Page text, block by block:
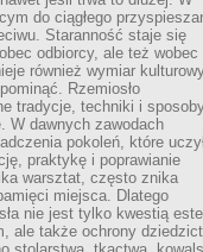
do ciągłego
Staranność staje się
odbiorcy, ale też wobec
również wymiar
Rzemiosło
tradycje, techniki i
W dawnych zawodach
pokoleń, które
praktykę i poprawianie
warsztat, często znika
miejsca. Dlatego
nie jest tylko kwestią
ale także ochrony